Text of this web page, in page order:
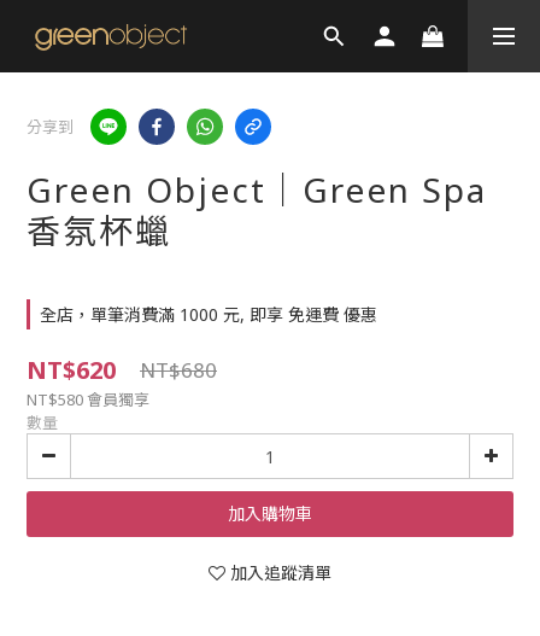
分享到
Green Object｜Green Spa
香氛杯蠟
全店，單筆消費滿 1000 元, 即享 免運費 優惠
NT$620 NT$680
NT$580會員獨享
數量
加入購物車
加入追蹤清單